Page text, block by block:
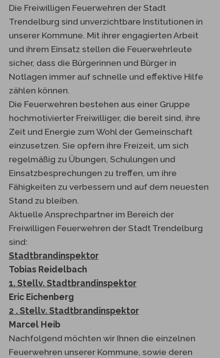
Die Freiwilligen Feuerwehren der Stadt
Trendelburg sind unverzichtbare Institutionen in
unserer Kommune. Mit ihrer engagierten Arbeit
und ihrem Einsatz stellen die Feuerwehrleute
sicher, dass die Bürgerinnen und Bürger in
Notlagen immer auf schnelle und effektive Hilfe
zählen können.
Die Feuerwehren bestehen aus einer Gruppe
hochmotivierter Freiwilliger, die bereit sind, ihre
Zeit und Energie zum Wohl der Gemeinschaft
einzusetzen. Sie opfern ihre Freizeit, um sich
regelmäßig zu Übungen, Schulungen und
Einsatzbesprechungen zu treffen, um ihre
Fähigkeiten zu verbessern und auf dem neuesten
Stand zu bleiben.
Aktuelle Ansprechpartner im Bereich der
Freiwilligen Feuerwehren der Stadt Trendelburg
sind:
Stadtbrandinspektor
Tobias Reidelbach
1. Stellv. Stadtbrandinspektor
Eric Eichenberg
2 . Stellv. Stadtbrandinspektor
Marcel Heib
Nachfolgend möchten wir Ihnen die einzelnen
Feuerwehren unserer Kommune, sowie deren